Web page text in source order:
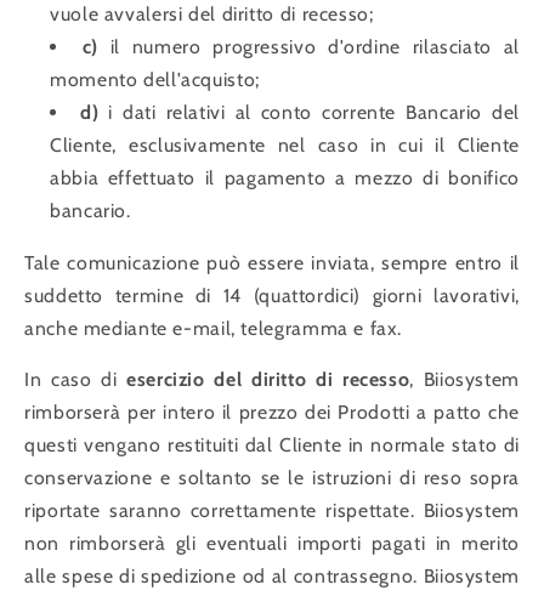
vuole avvalersi del diritto di recesso;
c) il numero progressivo d'ordine rilasciato al
momento dell'acquisto;
d) i dati relativi al conto corrente Bancario del
Cliente, esclusivamente nel caso in cui il Cliente
abbia effettuato il pagamento a mezzo di bonifico
bancario.
Tale comunicazione può essere inviata, sempre entro il
suddetto termine di 14 (quattordici) giorni lavorativi,
anche mediante e-mail, telegramma e fax.
In caso diesercizio del diritto di recesso, Biiosystem
rimborserà per intero il prezzo dei Prodotti a patto che
questi vengano restituiti dal Cliente in normale stato di
conservazione e soltanto se le istruzioni di reso sopra
riportate saranno correttamente rispettate. Biiosystem
non rimborserà gli eventuali importi pagati in merito
alle spese di spedizione od al contrassegno. Biiosystem